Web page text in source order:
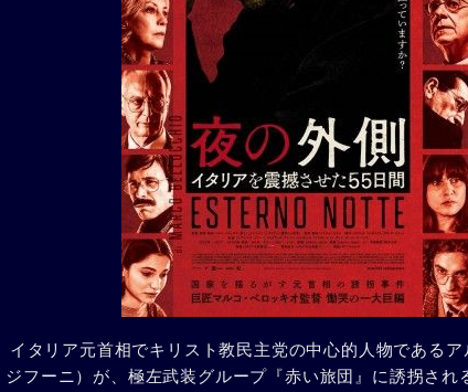
イタリア元首相でキリスト教民主党の中心的人物であるア
ジフーニ）が、極左武装グループ『赤い旅団』に誘拐され